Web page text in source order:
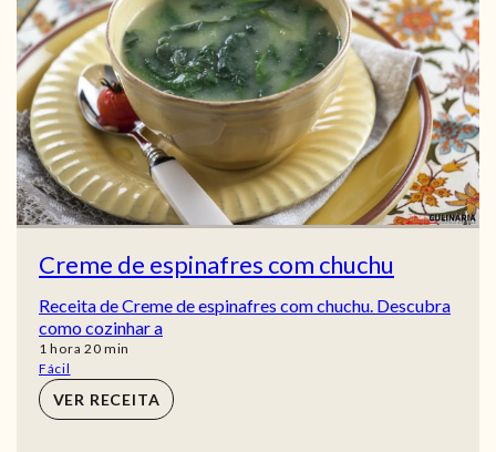
Creme de espinafres com chuchu
Receita de Creme de espinafres com chuchu. Descubra
como cozinhar a
1 hora
hora 20min
min
Fácil
VER RECEITA